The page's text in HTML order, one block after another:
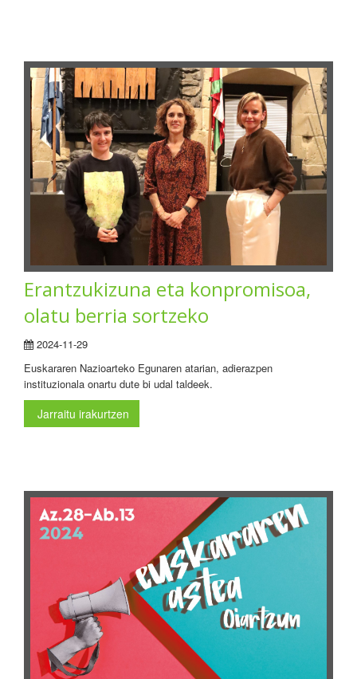
Erantzukizuna eta konpromisoa,
olatu berria sortzeko
2024-11-29
Euskararen Nazioarteko Egunaren atarian, adierazpen
instituzionala onartu dute bi udal taldeek.
Jarraitu irakurtzen